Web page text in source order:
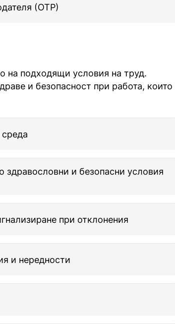
(OTP)
на подходящи условия на труд.
и безопасност при работа, които
здравословни и безопасни условия
при отклонения
и нередности